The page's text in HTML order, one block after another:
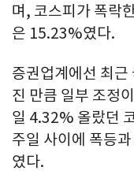
며, 코스피가 폭락
은 15.23%였다.
증권업계에선 최근
진 만큼 일부 조정
일 4.32% 올랐던
주일 사이에 폭등
였다.